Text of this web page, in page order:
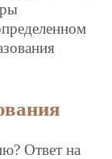
Ответ на